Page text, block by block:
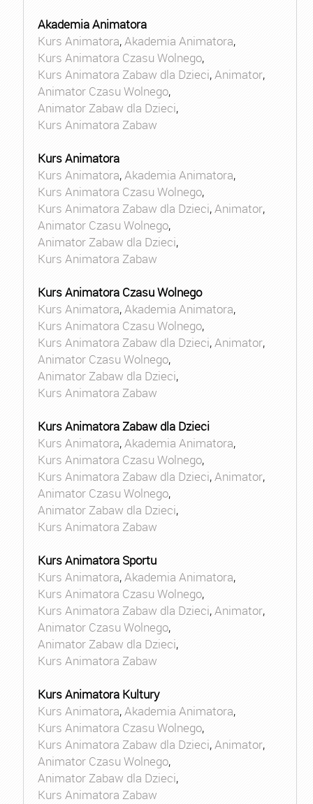
Akademia Animatora
Kurs Animatora,Akademia Animatora,
Kurs Animatora Czasu Wolnego,
Kurs Animatora Zabaw dla Dzieci,Animator,
Animator Czasu Wolnego,
Animator Zabaw dla Dzieci,
Kurs Animatora Zabaw
Kurs Animatora
Kurs Animatora,Akademia Animatora,
Kurs Animatora Czasu Wolnego,
Kurs Animatora Zabaw dla Dzieci,Animator,
Animator Czasu Wolnego,
Animator Zabaw dla Dzieci,
Kurs Animatora Zabaw
Kurs Animatora Czasu Wolnego
Kurs Animatora,Akademia Animatora,
Kurs Animatora Czasu Wolnego,
Kurs Animatora Zabaw dla Dzieci,Animator,
Animator Czasu Wolnego,
Animator Zabaw dla Dzieci,
Kurs Animatora Zabaw
Kurs Animatora Zabaw dla Dzieci
Kurs Animatora,Akademia Animatora,
Kurs Animatora Czasu Wolnego,
Kurs Animatora Zabaw dla Dzieci,Animator,
Animator Czasu Wolnego,
Animator Zabaw dla Dzieci,
Kurs Animatora Zabaw
Kurs Animatora Sportu
Kurs Animatora,Akademia Animatora,
Kurs Animatora Czasu Wolnego,
Kurs Animatora Zabaw dla Dzieci,Animator,
Animator Czasu Wolnego,
Animator Zabaw dla Dzieci,
Kurs Animatora Zabaw
Kurs Animatora Kultury
Kurs Animatora,Akademia Animatora,
Kurs Animatora Czasu Wolnego,
Kurs Animatora Zabaw dla Dzieci,Animator,
Animator Czasu Wolnego,
Animator Zabaw dla Dzieci,
Kurs Animatora Zabaw